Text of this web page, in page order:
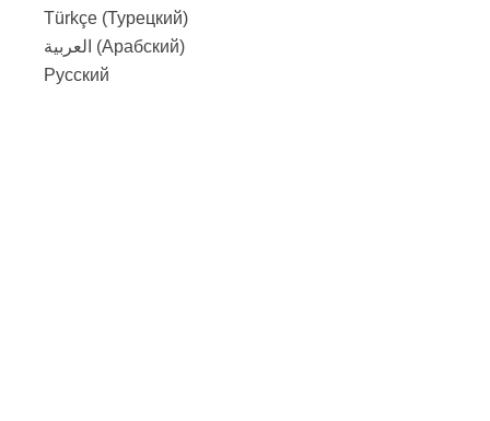
Türkçe (Турецкий)
العربية (Арабский)
Русский